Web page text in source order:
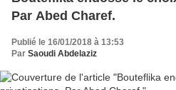
Par Abed Charef.
Publié le 16/01/2018 à 13:53
Par Saoudi Abdelaziz